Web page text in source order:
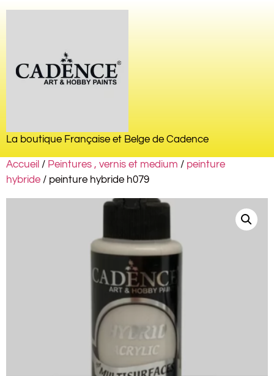
La boutique Française et Belge de Cadence
Accueil / Peintures , vernis et medium / peinture
hybride / peinture hybride h079